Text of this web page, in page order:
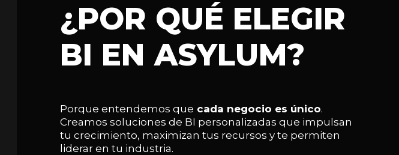
¿POR QUÉ ELEGIR
BI EN ASYLUM?
Porque entendemos que cada negocio es único.
Creamos soluciones de BI personalizadas que impulsan
tu crecimiento, maximizan tus recursos y te permiten
liderar en tu industria.